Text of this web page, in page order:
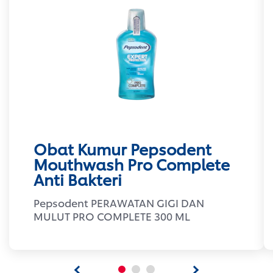
Obat Kumur Pepsodent
Mouthwash Pro Complete
Anti Bakteri
Pepsodent PERAWATAN GIGI DAN
MULUT PRO COMPLETE 300 ML